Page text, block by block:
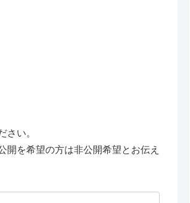
さい。
開を希望の方は非公開希望とお伝え